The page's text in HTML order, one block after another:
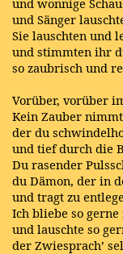
und wonnige
und Sänger
Sie lauschten und
und stimmten ihr
so zaubrisch und
Vorüber, vorüber
Kein Zauber
der du
und tief durch die
Du rasender
du Dämon, der in
und tragt zu
Ich bliebe so
und lauschte so
der Zwiesprach’